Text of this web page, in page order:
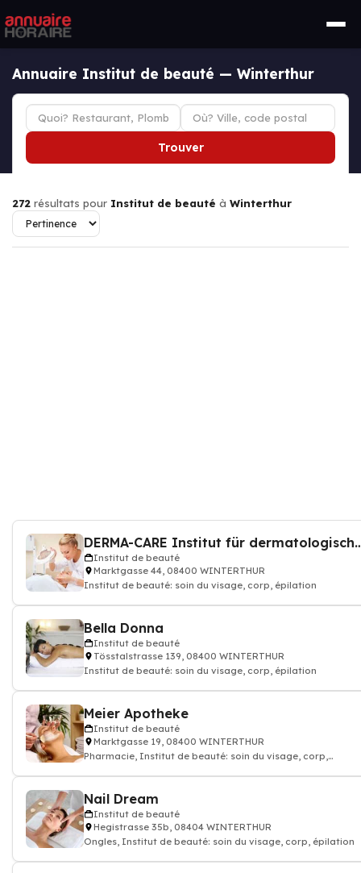
Annuaire Institut de beauté — Winterthur
Trouver
272 résultats pour Institut de beauté à Winterthur
DERMA-CARE
Institut de beauté
Marktgasse 44, 08400 WINTERTHUR
Institut de beauté: soin du visage, corp, épilation
Bella Donna
Institut de beauté
Tösstalstrasse 139, 08400 WINTERTHUR
Institut de beauté: soin du visage, corp, épilation
Meier Apotheke
Institut de beauté
Marktgasse 19, 08400 WINTERTHUR
Pharmacie, Institut de beauté: soin du visage, corp,
Nail Dream
Institut de beauté
Hegistrasse 35b, 08404 WINTERTHUR
Ongles, Institut de beauté: soin du visage, corp, épilation